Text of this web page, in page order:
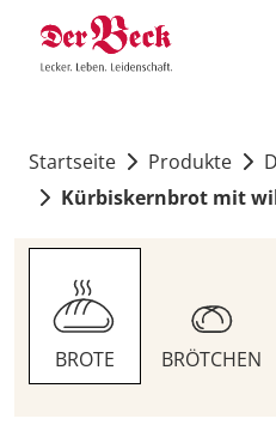
Startseite Produkte
Kürbiskernbrot mit
BROTE BRÖTCHEN